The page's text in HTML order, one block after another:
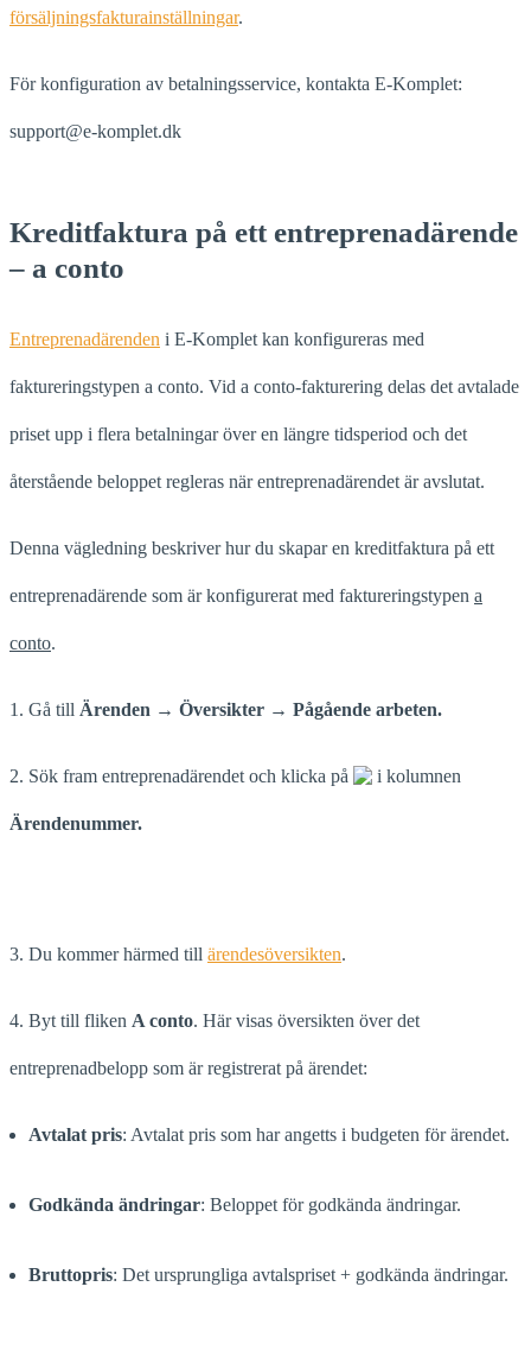
försäljningsfakturainställningar.
För konfiguration av betalningsservice, kontakta E-Komplet:
support@e-komplet.dk
Kreditfaktura på ett entreprenadärende
– a conto
Entreprenadärenden i E-Komplet kan konfigureras med
faktureringstypen a conto. Vid a conto-fakturering delas det avtalade
priset upp i flera betalningar över en längre tidsperiod och det
återstående beloppet regleras när entreprenadärendet är avslutat.
Denna vägledning beskriver hur du skapar en kreditfaktura på ett
entreprenadärende som är konfigurerat med faktureringstypen a
conto.
1. Gå till Ärenden → Översikter → Pågående arbeten.
2. Sök fram entreprenadärendet och klicka på i kolumnen
Ärendenummer.
3. Du kommer härmed till ärendesöversikten.
4. Byt till fliken A conto. Här visas översikten över det
entreprenadbelopp som är registrerat på ärendet:
Avtalat pris: Avtalat pris som har angetts i budgeten för ärendet.
Godkända ändringar: Beloppet för godkända ändringar.
Bruttopris: Det ursprungliga avtalspriset + godkända ändringar.